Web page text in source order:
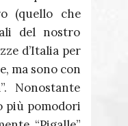
(quello che
del nostro
d’Italia per
ma sono con
Nonostante
più pomodori